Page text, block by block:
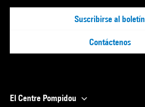
Suscribirse al boletín
Contáctenos
El Centre Pompidou